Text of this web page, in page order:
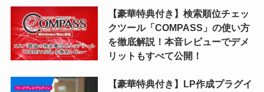
【豪華特典付き】検索順位チェッ
クツール「COMPASS」の使い方
を徹底解説！本音レビューでデメ
リットもすべて公開！
【豪華特典付き】LP作成プラグイ